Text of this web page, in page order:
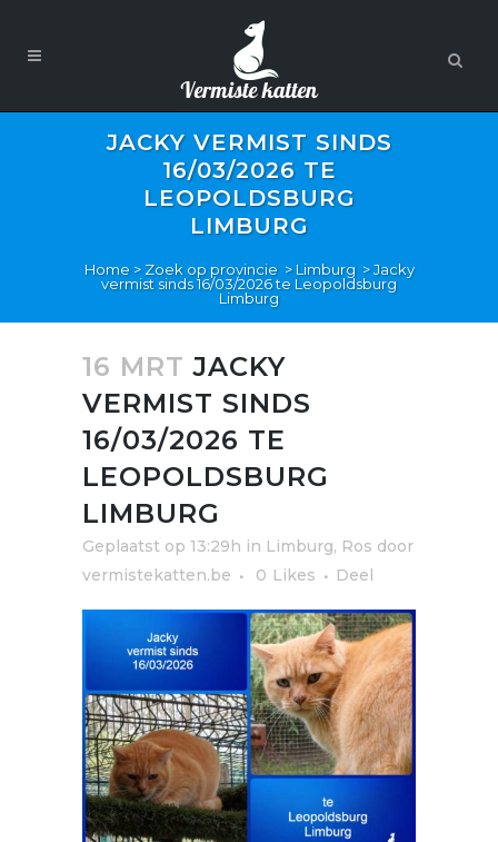
JACKY VERMIST SINDS
16/03/2026 TE
LEOPOLDSBURG
LIMBURG
Home>Zoek op provincie >Limburg >Jacky
vermist sinds 16/03/2026 te Leopoldsburg
Limburg
16 MRT JACKY
VERMIST SINDS
16/03/2026 TE
LEOPOLDSBURG
LIMBURG
Geplaatst op 13:29h in Limburg, Ros door
vermistekatten.be
0 Likes Deel